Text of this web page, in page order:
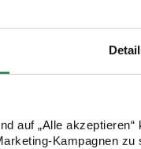
auf „Alle
Kampagnen
Achtung!